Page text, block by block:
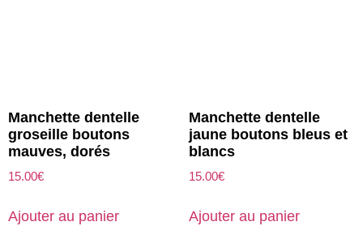
Manchette dentelle
groseille boutons
mauves, dorés
15.00€
Ajouter au panier
Manchette dentelle
jaune boutons bleus et
blancs
15.00€
Ajouter au panier